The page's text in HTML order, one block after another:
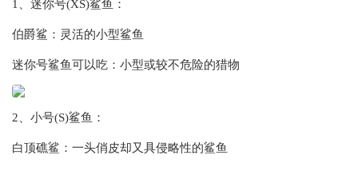
1、迷你号(XS)鲨鱼：
伯爵鲨：灵活的小型鲨鱼
迷你号鲨鱼可以吃：小型或较不危险的猎物
2、小号(S)鲨鱼：
白顶礁鲨：一头俏皮却又具侵略性的鲨鱼